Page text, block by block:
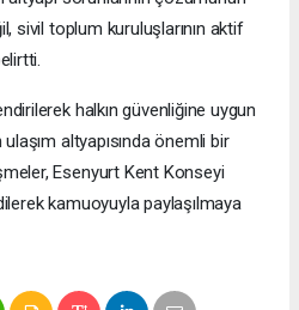
sivil toplum kuruluşlarının aktif
halkın güvenliğine uygun
altyapısında önemli bir
Esenyurt Kent Konseyi
kamuoyuyla paylaşılmaya